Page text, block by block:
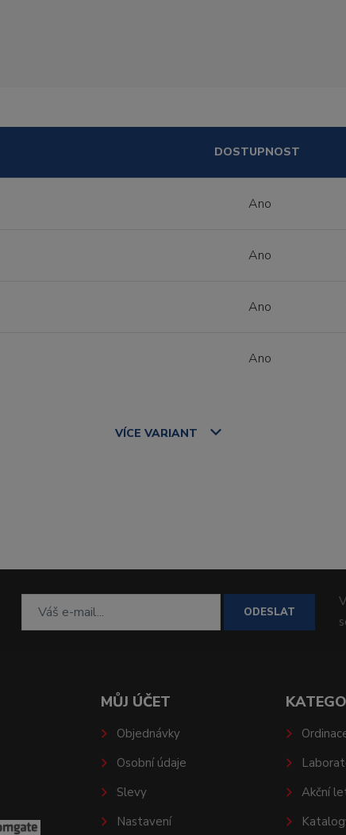
DOSTUPNOST
Ano
Ano
Ano
Ano
VÍCE VARIANT
ODESLAT
MŮJ ÚČET
Objednávky
Osobní údaje
Slevy
Nastavení
Akční